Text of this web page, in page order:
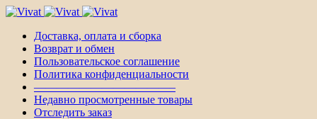
Доставка, оплата и сборка
Возврат и обмен
Пользовательское соглашение
Политика конфиденциальности
————————————–
Недавно просмотренные товары
Отследить заказ